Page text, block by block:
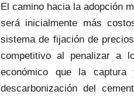
El camino hacia la adopción
será inicialmente más
sistema de fijación de
competitivo al penalizar a
económico que la
descarbonización del